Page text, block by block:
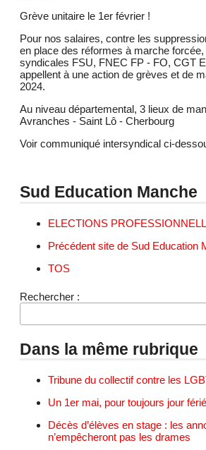
Grève unitaire le 1er février !
Pour nos salaires, contre les
en place des réformes à marche
syndicales FSU, FNEC FP - FO, CGT
appellent à une action de grèves et de
2024.
Au niveau départemental, 3 lieux de
Avranches - Saint Lô - Cherbourg
Voir communiqué intersyndical ci-
Sud Education Manche
ELECTIONS
Précédent site de Sud Education
TOS
Rechercher :
Dans la même rubrique
Tribune du collectif contre les
Un 1er mai, pour toujours jour
Décès d’élèves en stage : les
n’empêcheront pas les drames